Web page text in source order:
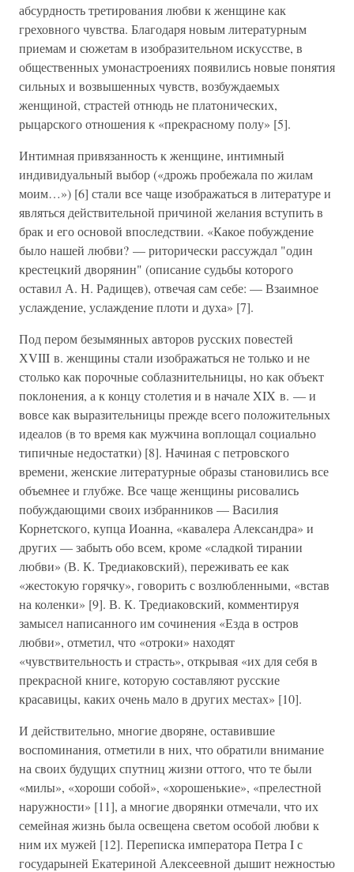
абсурдность третирования любви к женщине как
греховного чувства. Благодаря новым литературным
приемам и сюжетам в изобразительном искусстве, в
общественных умонастроениях появились новые понятия
сильных и возвышенных чувств, возбуждаемых
женщиной, страстей отнюдь не платонических,
рыцарского отношения к «прекрасному полу» [5].
Интимная привязанность к женщине, интимный
индивидуальный выбор («дрожь пробежала по жилам
моим…») [6] стали все чаще изображаться в литературе и
являться действительной причиной желания вступить в
брак и его основой впоследствии. «Какое побуждение
было нашей любви? — риторически рассуждал "один
крестецкий дворянин" (описание судьбы которого
оставил А. Н. Радищев), отвечая сам себе: — Взаимное
услаждение, услаждение плоти и духа» [7].
Под пером безымянных авторов русских повестей
ХVIII в. женщины стали изображаться не только и не
столько как порочные соблазнительницы, но как объект
поклонения, а к концу столетия и в начале XIX в. — и
вовсе как выразительницы прежде всего положительных
идеалов (в то время как мужчина воплощал социально
типичные недостатки) [8]. Начиная с петровского
времени, женские литературные образы становились все
объемнее и глубже. Все чаще женщины рисовались
побуждающими своих избранников — Василия
Корнетского, купца Иоанна, «кавалера Александра» и
других — забыть обо всем, кроме «сладкой тирании
любви» (В. К. Тредиаковский), переживать ее как
«жестокую горячку», говорить с возлюбленными, «встав
на коленки» [9]. В. К. Тредиаковский, комментируя
замысел написанного им сочинения «Езда в остров
любви», отметил, что «отроки» находят
«чувствительность и страсть», открывая «их для себя в
прекрасной книге, которую составляют русские
красавицы, каких очень мало в других местах» [10].
И действительно, многие дворяне, оставившие
воспоминания, отметили в них, что обратили внимание
на своих будущих спутниц жизни оттого, что те были
«милы», «хороши собой», «хорошенькие», «прелестной
наружности» [11], а многие дворянки отмечали, что их
семейная жизнь была освещена светом особой любви к
ним их мужей [12]. Переписка императора Петра I с
государыней Екатериной Алексеевной дышит нежностью